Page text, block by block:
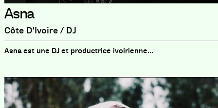
Asna
Côte D'Ivoire / DJ
Asna est une DJ et productrice ivoirienne...